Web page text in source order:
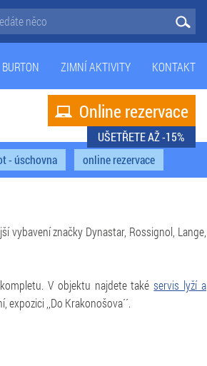
BURTON ZIMNÍ AKTIVITY KONTAKT
 Online rezervace
UŠETŘETE AŽ -15%
- úschovna online rezervace
vybavení značky Dynastar, Rossignol, Lange,
V objektu najdete takéservis lyží a
expozici ,,Do Krakonošova´´.